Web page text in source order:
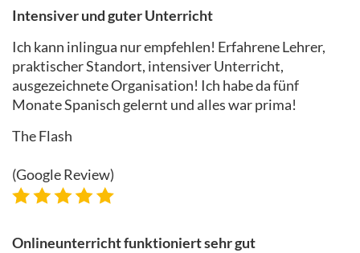
Intensiver und guter Unterricht
Ich kann inlingua nur empfehlen! Erfahrene Lehrer,
praktischer Standort, intensiver Unterricht,
ausgezeichnete Organisation! Ich habe da fünf
Monate Spanisch gelernt und alles war prima!
The Flash
(Google Review)
Onlineunterricht funktioniert sehr gut